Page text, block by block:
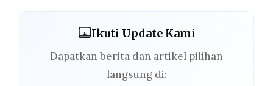
Ikuti Update Kami
Dapatkan berita dan artikel pilihan
langsung di: